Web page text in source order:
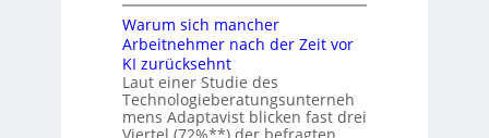
k
a
u
f
K
I
-
A
b
l
u
f
e
v
e
I
-
A
s
s
i
s
t
Warum sich mancher
Arbeitnehmer nach der Zeit vor
KI zurücksehnt
Laut einer Studie des
Technologieberatungsunterneh
mens Adaptavist blicken fast drei